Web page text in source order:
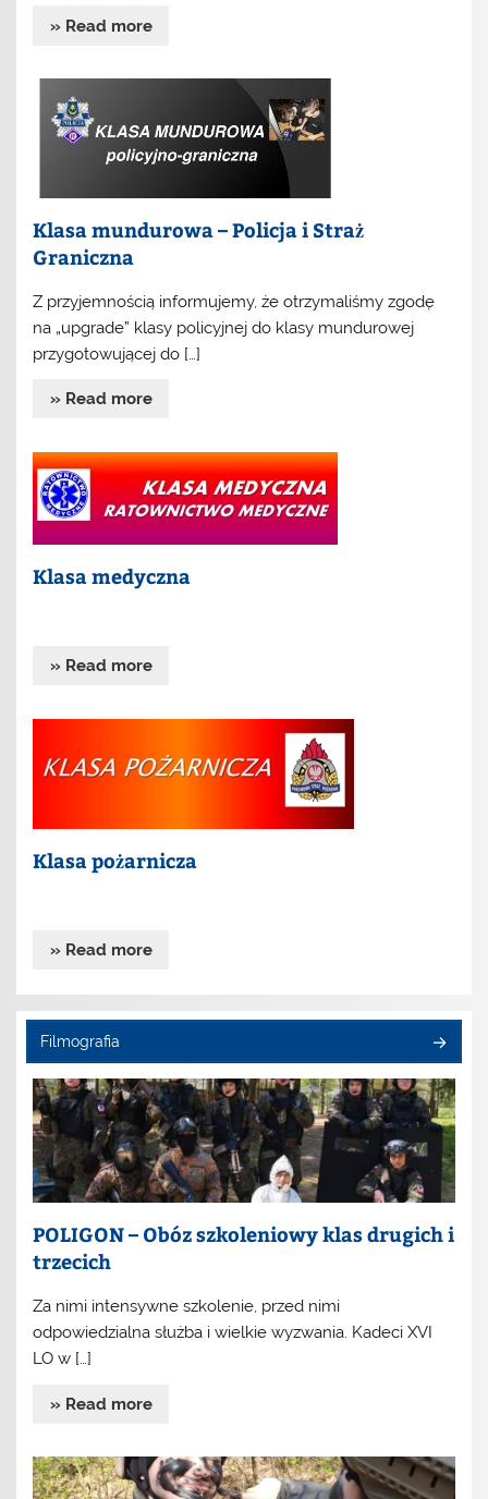
» Read more
Klasa mundurowa – Policja i Straż
Graniczna
Z przyjemnością informujemy, że otrzymaliśmy zgodę
na „upgrade” klasy policyjnej do klasy mundurowej
przygotowującej do […]
» Read more
Klasa medyczna
» Read more
Klasa pożarnicza
» Read more
Filmografia
POLIGON – Obóz szkoleniowy klas drugich i
trzecich
Za nimi intensywne szkolenie, przed nimi
odpowiedzialna służba i wielkie wyzwania. Kadeci XVI
LO w […]
» Read more